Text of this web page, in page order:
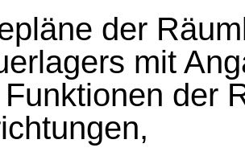
der
mit
der